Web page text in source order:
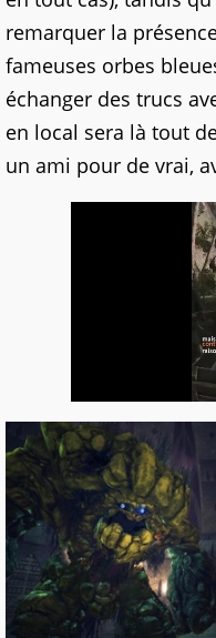
remarquer la
fameuses orbes
échanger des trucs
en local sera là tout
un ami pour de vrai,